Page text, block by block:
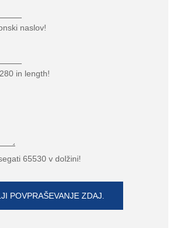
naslov!
in length!
65530 v dolžini!
POVPRAŠEVANJE ZDAJ.